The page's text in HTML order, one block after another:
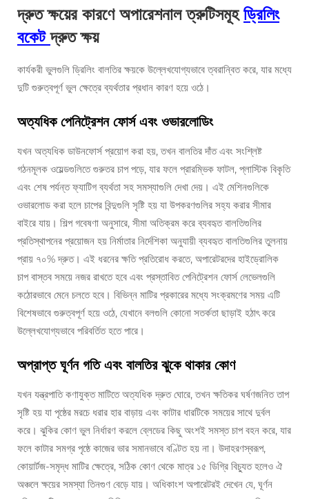
দ্রুত ক্ষয়ের কারণে অপারেশনাল ত্রুটিসমূহড্রিলিং
বকেটদ্রুত ক্ষয়
কার্যকরী ভুলগুলি ড্রিলিং বালতির ক্ষয়কে উল্লেখযোগ্যভাবে ত্বরান্বিত করে, যার মধ্যে
দুটি গুরুত্বপূর্ণ ভুল ক্ষেত্রে ব্যর্থতার প্রধান কারণ হয়ে ওঠে।
অত্যধিক পেনিট্রেশন ফোর্স এবং ওভারলোডিং
যখন অত্যধিক ডাউনফোর্স প্রয়োগ করা হয়, তখন বালতির দাঁত এবং সংশ্লিষ্ট
গঠনমূলক ওয়েল্ডগুলিতে গুরুতর চাপ পড়ে, যার ফলে প্রারম্ভিক ফাটল, প্লাস্টিক বিকৃতি
এবং শেষ পর্যন্ত ফ্যাটিগ ব্যর্থতা সহ সমস্যাগুলি দেখা দেয়। এই মেশিনগুলিকে
ওভারলোড করা হলে চাপের বিন্দুগুলি সৃষ্টি হয় যা উপকরণগুলির সহ্য করার সীমার
বাইরে যায়। শিল্প গবেষণা অনুসারে, সীমা অতিক্রম করে ব্যবহৃত বালতিগুলির
প্রতিস্থাপনের প্রয়োজন হয় নির্মাতার নির্দেশিকা অনুযায়ী ব্যবহৃত বালতিগুলির তুলনায়
প্রায় ৭০% দ্রুত। এই ধরনের ক্ষতি প্রতিরোধ করতে, অপারেটরদের হাইড্রোলিক
চাপ বাস্তব সময়ে নজর রাখতে হবে এবং প্রস্তাবিত পেনিট্রেশন ফোর্স লেভেলগুলি
কঠোরভাবে মেনে চলতে হবে। বিভিন্ন মাটির প্রকারের মধ্যে সংক্রমণের সময় এটি
বিশেষভাবে গুরুত্বপূর্ণ হয়ে ওঠে, যেখানে বলগুলি কোনো সতর্কতা ছাড়াই হঠাৎ করে
উল্লেখযোগ্যভাবে পরিবর্তিত হতে পারে।
অপ্রাপ্ত ঘূর্ণন গতি এবং বালতির ঝুকে থাকার কোণ
যখন যন্ত্রপাতি কণাযুক্ত মাটিতে অত্যধিক দ্রুত ঘোরে, তখন ক্ষতিকর ঘর্ষণজনিত তাপ
সৃষ্টি হয় যা পৃষ্ঠের মরচে ধরার হার বাড়ায় এবং কাটার ধারটিকে সময়ের সাথে দুর্বল
করে। ঝুকির কোণ ভুল নির্ধারণ করলে ব্লেডের কিছু অংশই সমস্ত চাপ বহন করে, যার
ফলে কাটার সমগ্র পৃষ্ঠে কাজের ভার সমানভাবে বণ্টিত হয় না। উদাহরণস্বরূপ,
কোয়ার্টজ-সমৃদ্ধ মাটির ক্ষেত্রে, সঠিক কোণ থেকে মাত্র ১৫ ডিগ্রি বিচ্যুত হলেও ঐ
অঞ্চলে ক্ষয়ের সমস্যা তিনগুণ বেড়ে যায়। অধিকাংশ অপারেটরই দেখেন যে, ঘূর্ণন